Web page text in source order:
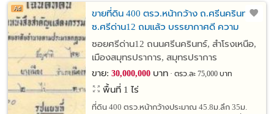
ขายที่ดิน 400 ตรว.หน้ากว้าง ถ.ศรีนครินทร์
ซ.ศรีด่าน12 ถมแล้ว บรรยากาศดี ความ
ปลอดภัยสูงมาก ติดหมู่บ้านลดาวัลย์ ใกล้
สถานีศรีแบริ่ง รถไฟฟ้า สายสีเหลือง
ซอยศรีด่าน12 ถนนศรีนครินทร์, สำโรงเหนือ,
เมืองสมุทรปราการ, สมุทรปราการ
ขาย: 30,000,000บาท ตรว.ละ 75,000 บาท
พื้นที่ 1 ไร่
ที่ดิน 400 ตรว.หน้ากว้างประมาณ 45.8ม.ลึก 35ม.